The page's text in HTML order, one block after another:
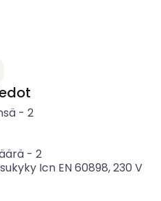
vaihtoehdot
olevat vaihtoehdot
- 2
- 2
Icn EN 60898, 230 V